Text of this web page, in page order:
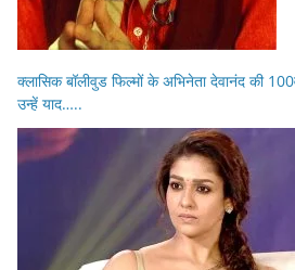
क्लासिक बॉलीवुड फिल्मों के अभिनेता देवानंद की
उन्हें याद…..